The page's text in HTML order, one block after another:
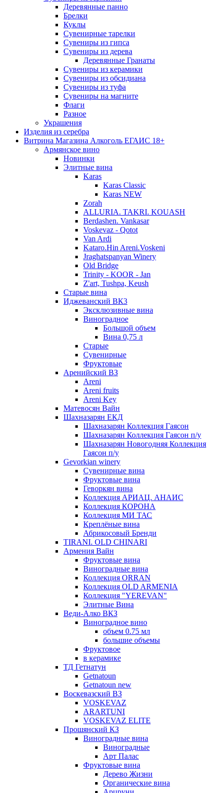
Деревянные панно
Брелки
Куклы
Сувенирные тарелки
Сувениры из гипса
Сувениры из дерева
Деревянные Гранаты
Сувениры из керамики
Сувениры из обсидиана
Сувениры из туфа
Сувениры на магните
Флаги
Разное
Украшения
Изделия из серебра
Витрина Магазина Алкоголь ЕГАИС 18+
Армянское вино
Новинки
Элитные вина
Karas
Karas Classic
Karas NEW
Zorah
ALLURIA. TAKRI. KOUASH
Berdashen. Vankasar
Voskevaz - Qotot
Van Ardi
Kataro.Hin Areni.Voskeni
Jraghatspanyan Winery
Old Bridge
Trinity - KOOR - Jan
Z'art, Tushpa, Keush
Старые вина
Иджеванский ВК3
Эксклюзивные вина
Виноградное
Большой объем
Вина 0,75 л
Старые
Сувенирные
Фруктовые
Аренийский ВЗ
Areni
Areni fruits
Areni Key
Матевосян Вайн
Шахназарян ЕКД
Шахназарян Коллекция Гаясон
Шахназарян Коллекция Гаясон п/у
Шахназарян Новогодняя Коллекция
Гаясон п/у
Gevorkian winery
Сувенирные вина
Фруктовые вина
Геворкян вина
Коллекция АРИАЦ. АНАИС
Коллекция КОРОНА
Коллекция МИ ТАС
Креплёные вина
Абрикосовый Бренди
TIRANI. OLD CHINARI
Армения Вайн
Фруктовые вина
Виноградные вина
Коллекция ORRAN
Коллекция OLD ARMENIA
Коллекция "YEREVAN"
Элитные Вина
Веди-Алко ВКЗ
Виноградное вино
объем 0.75 мл
большие объемы
Фруктовое
в керамике
ТД Гетнатун
Getnatoun
Getnatoun new
Воскевазский ВЗ
VOSKEVAZ
ARARTUNI
VOSKEVAZ ELITE
Прошянский КЗ
Виноградные вина
Виноградные
Арт Палас
Фруктовые вина
Дерево Жизни
Органические вина